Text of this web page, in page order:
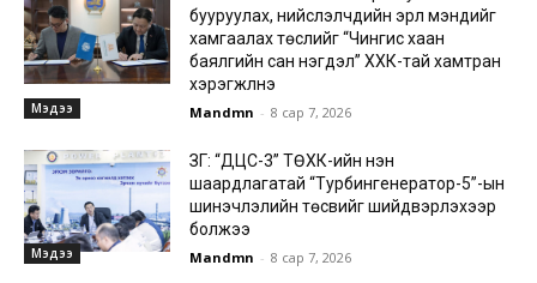
Мэдээ
бууруулах, нийслэлчүүдийн эрүүл мэндийг
хамгаалах төслийг “Чингис хаан
баялгийн сан нэгдэл” ХХК-тай хамтран
хэрэгжүүлнэ
Mandmn - 8 сар 7, 2026
Мэдээ
ЗГ: “ДЦС-3” ТӨХК-ийн нэн
шаардлагатай “Турбингенератор-5”-ын
шинэчлэлийн төсвийг шийдвэрлэхээр
болжээ
Mandmn - 8 сар 7, 2026